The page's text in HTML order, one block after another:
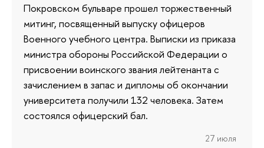
Покровском бульваре прошел торжественный
митинг, посвященный выпуску офицеров
Военного учебного центра. Выписки из приказа
министра обороны Российской Федерации о
присвоении воинского звания лейтенанта с
зачислением в запас и дипломы об окончании
университета получили 132 человека. Затем
состоялся офицерский бал.
27 июля